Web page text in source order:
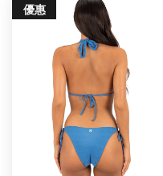
優惠